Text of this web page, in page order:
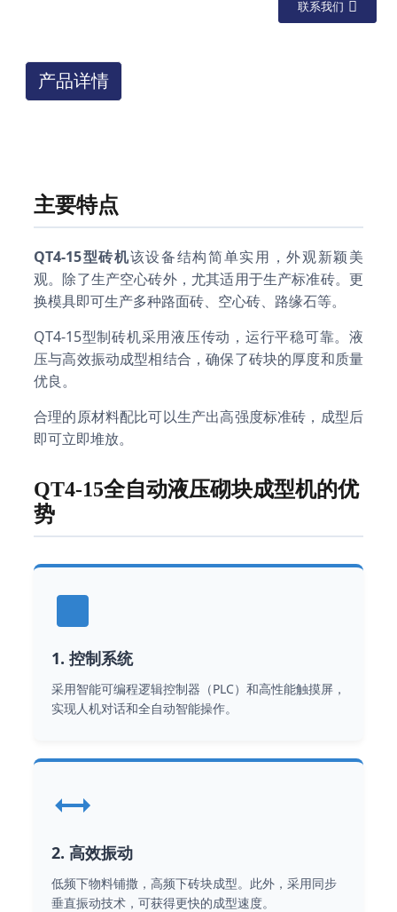
联系我们
产品详情
主要特点
QT4-15型砖机该设备结构简单实用，外观新颖美
观。除了生产空心砖外，尤其适用于生产标准砖。更
换模具即可生产多种路面砖、空心砖、路缘石等。
QT4-15型制砖机采用液压传动，运行平稳可靠。液
压与高效振动成型相结合，确保了砖块的厚度和质量
优良。
合理的原材料配比可以生产出高强度标准砖，成型后
即可立即堆放。
QT4-15全自动液压砌块成型机的优
势
1. 控制系统
采用智能可编程逻辑控制器（PLC）和高性能触摸屏，
实现人机对话和全自动智能操作。
2. 高效振动
低频下物料铺撒，高频下砖块成型。此外，采用同步
垂直振动技术，可获得更快的成型速度。